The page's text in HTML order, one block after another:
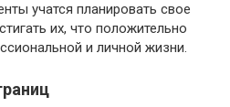
учатся планировать свое
их, что положительно
и личной жизни.